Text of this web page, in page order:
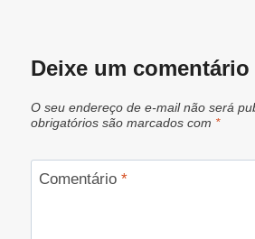
Deixe um comentário
O seu endereço de e-mail não será
obrigatórios são marcados com *
Comentário *